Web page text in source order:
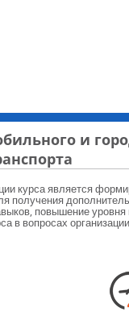
и
курса является
получения
повышение
в вопросах